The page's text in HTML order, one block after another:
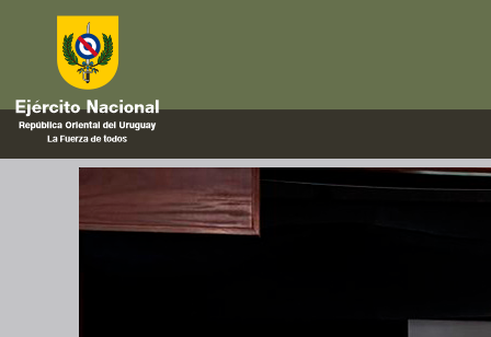
violencia
Jornada de sensibilización